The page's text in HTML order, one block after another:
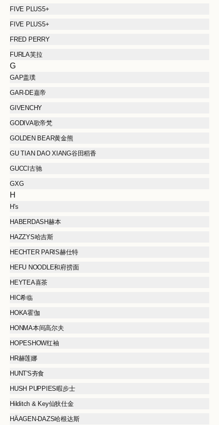
FIVE PLUS5+
FIVE PLUS5+
FRED PERRY
FURLA芙拉
G
GAP盖璞
GAR-DE嘉帝
GIVENCHY
GODIVA歌帝梵
GOLDEN BEAR黄金熊
GU TIAN DAO XIANG谷田稻香
GUCCI古驰
GXG
H
H's
HABERDASH赫本
HAZZYS哈吉斯
HECHTER PARIS赫仕特
HEFU NOODLE和府捞面
HEYTEA喜茶
HIC希临
HOKA霍伽
HONMA本间高尔夫
HOPESHOW红袖
HR赫莲娜
HUNT'S夯食
HUSH PUPPIES暇步士
Hilditch & Key仙狄仕金
HÄAGEN-DAZS哈根达斯